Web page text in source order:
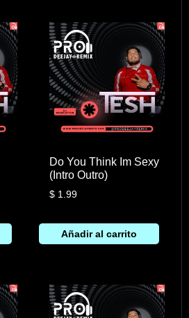
Do You Think Im Sexy
(Intro Outro)
$ 1.99
Añadir al carrito